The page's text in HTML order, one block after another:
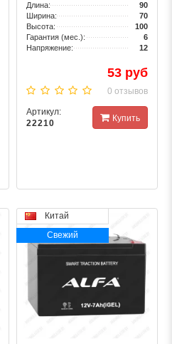
Длина:
90
Ширина:
70
Высота:
100
Гарантия (мес.):
6
Напряжение:
12
53 руб
0 отзывов
Артикул:
22210
Купить
Китай
Свежий